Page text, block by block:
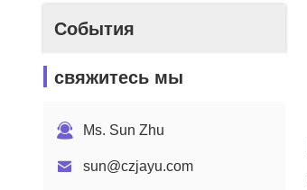
События
свяжитесь мы
Ms. Sun Zhu
sun@czjayu.com